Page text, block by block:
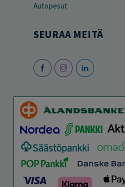
Autopesut
SEURAA MEITÄ